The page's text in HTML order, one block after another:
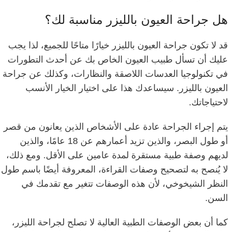
هل جراحة العيون بالليزر مناسبة لك؟
قد لا تكون جراحة العيون بالليزر خيارًا متاحًا للجميع، لذا يجب
عليك أن تسأل طبيب العيون الخاص بك عن أحدث التطورات
في تكنولوجيا العدسات اللاصقة والنظارات، وكذلك عن جراحة
العيون بالليزر. سيساعدك هذا على اختيار الخيار الأنسب
لاحتياجاتك.
يتم إجراء الجراحة عادة على الأشخاص الذين يعانون من قصر
أو طول البصر، والذين تزيد أعمارهم عن 18 عامًا، والذين
لديهم وصفة طبية مستقرة لمدة عامين على الأقل. ومع ذلك،
لا يُنصح به لتصحيح وصفات القراءة، المعروفة أيضًا باسم طول
النظر الشيخوخي، لأن هذه الوصفات تتغير مع تقدمك في
السن.
كما أن بعض الوصفات الطبية العالية لا تصلح لجراحة الليزر،